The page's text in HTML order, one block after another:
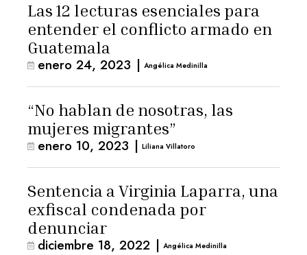
Las 12 lecturas esenciales para
entender el conflicto armado en
Guatemala
enero 24, 2023 | Angélica Medinilla
“No hablan de nosotras, las
mujeres migrantes”
enero 10, 2023 | Liliana Villatoro
Sentencia a Virginia Laparra, una
exfiscal condenada por
denunciar
diciembre 18, 2022 | Angélica Medinilla